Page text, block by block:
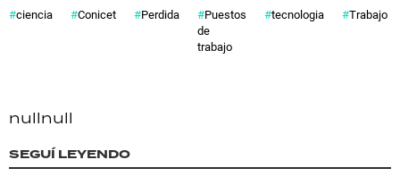
ciencia Conicet Perdida
Puestos
de
trabajo
tecnologia Trabajo
nullnull
SEGUÍ LEYENDO